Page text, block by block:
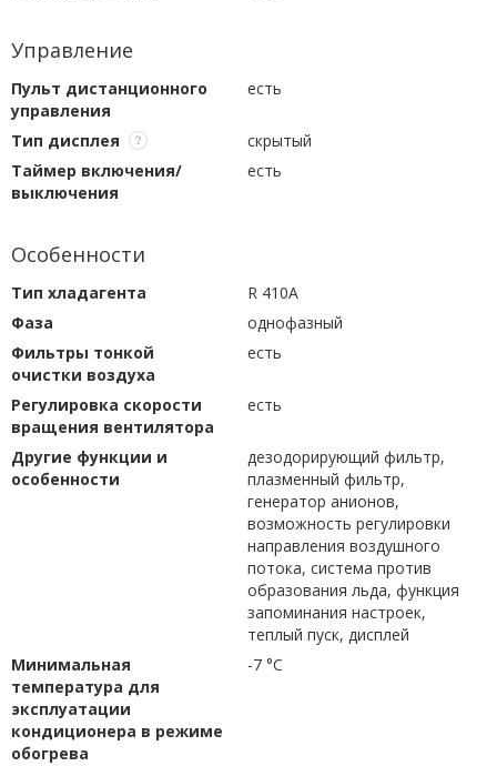
Управление
Пульт дистанционного
управления
есть
Тип дисплея
скрытый
Таймер включения/
выключения
есть
Особенности
Тип хладагента
R 410A
Фаза
однофазный
Фильтры тонкой
очистки воздуха
есть
Регулировка скорости
вращения вентилятора
есть
Другие функции и
особенности
дезодорирующий фильтр,
плазменный фильтр,
генератор анионов,
возможность регулировки
направления воздушного
потока, система против
образования льда, функция
запоминания настроек,
теплый пуск, дисплей
Минимальная
температура для
эксплуатации
кондиционера в режиме
обогрева
-7 °С